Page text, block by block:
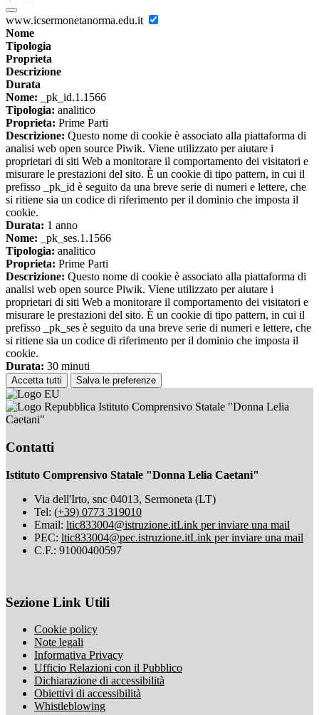
www.icsermonetanorma.edu.it
Nome
Tipologia
Proprieta
Descrizione
Durata
Nome: _pk_id.1.1566
Tipologia: analitico
Proprieta: Prime Parti
Descrizione: Questo nome di cookie è associato alla piattaforma di
analisi web open source Piwik. Viene utilizzato per aiutare i
proprietari di siti Web a monitorare il comportamento dei visitatori e
misurare le prestazioni del sito. È un cookie di tipo pattern, in cui il
prefisso _pk_id è seguito da una breve serie di numeri e lettere, che
si ritiene sia un codice di riferimento per il dominio che imposta il
cookie.
Durata: 1 anno
Nome: _pk_ses.1.1566
Tipologia: analitico
Proprieta: Prime Parti
Descrizione: Questo nome di cookie è associato alla piattaforma di
analisi web open source Piwik. Viene utilizzato per aiutare i
proprietari di siti Web a monitorare il comportamento dei visitatori e
misurare le prestazioni del sito. È un cookie di tipo pattern, in cui il
prefisso _pk_ses è seguito da una breve serie di numeri e lettere, che
si ritiene sia un codice di riferimento per il dominio che imposta il
cookie.
Durata: 30 minuti
Accetta tutti Salva le preferenze
Istituto Comprensivo Statale "Donna Lelia
Caetani"
Contatti
Istituto Comprensivo Statale "Donna Lelia Caetani"
Via dell'Irto, snc 04013, Sermoneta (LT)
Tel: (+39) 0773 319010
Email: ltic833004@istruzione.itLink per inviare una mail
PEC: ltic833004@pec.istruzione.itLink per inviare una mail
C.F.: 91000400597
Sezione Link Utili
Cookie policy
Note legali
Informativa Privacy
Ufficio Relazioni con il Pubblico
Dichiarazione di accessibilità
Obiettivi di accessibilità
Whistleblowing